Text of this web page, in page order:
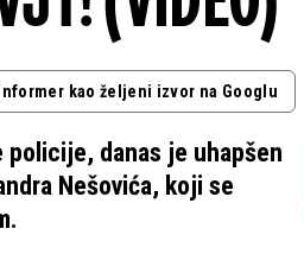
kao željeni izvor na Googlu
danas je uhapšen
Nešovića, koji se